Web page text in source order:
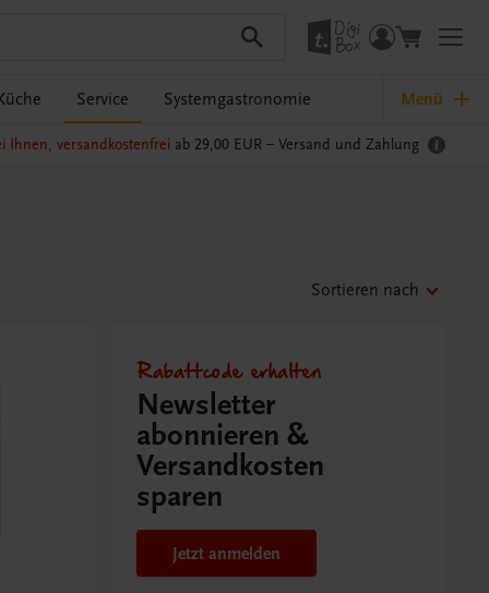
Service Systemgastronomie Menü
Ihnen, versandkostenfrei ab 29,00 EUR – Versand und Zahlung
Sortieren nach
Rabattcode erhalten
Newsletter
abonnieren &
Versandkosten
sparen
Jetzt anmelden